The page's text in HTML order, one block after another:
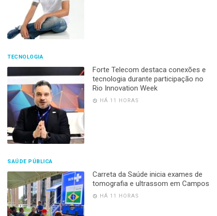
TECNOLOGIA
Forte Telecom destaca conexões e
tecnologia durante participação no
Rio Innovation Week
HÁ 11 HORAS
SAÚDE PÚBLICA
Carreta da Saúde inicia exames de
tomografia e ultrassom em Campos
HÁ 11 HORAS